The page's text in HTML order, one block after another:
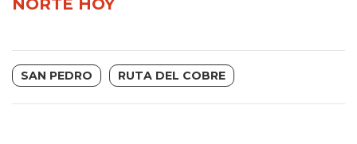
PERGAMINO
ONLINE
GRATIS
NORTE HOY
SAN PEDRO RUTA DEL COBRE